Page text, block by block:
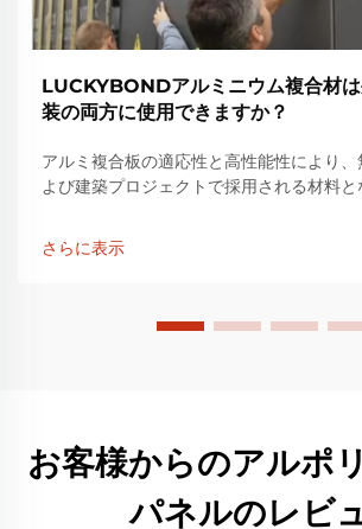
LUCKYBONDアルミニウム複合材
装の両方に使用できますか？
アルミ複合板の適応性と高性能性により
よび建築プロジェクトで採用される材料と
の経験を持つ当社は、信頼性の高い製品を
さらに表示
お客様からのアルポ
パネルのレビ